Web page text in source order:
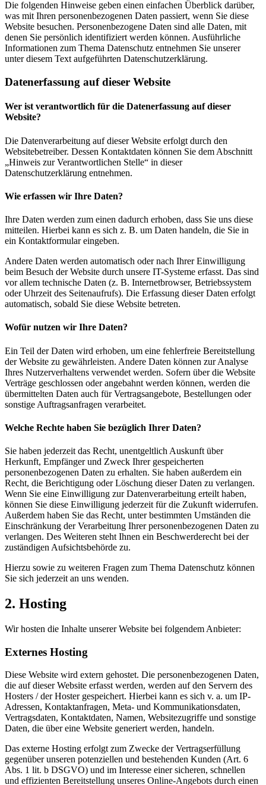
Die folgenden Hinweise geben einen einfachen Überblick darüber,
was mit Ihren personenbezogenen Daten passiert, wenn Sie diese
Website besuchen. Personenbezogene Daten sind alle Daten, mit
denen Sie persönlich identifiziert werden können. Ausführliche
Informationen zum Thema Datenschutz entnehmen Sie unserer
unter diesem Text aufgeführten Datenschutzerklärung.
Datenerfassung auf dieser Website
Wer ist verantwortlich für die Datenerfassung auf dieser
Website?
Die Datenverarbeitung auf dieser Website erfolgt durch den
Websitebetreiber. Dessen Kontaktdaten können Sie dem Abschnitt
„Hinweis zur Verantwortlichen Stelle“ in dieser
Datenschutzerklärung entnehmen.
Wie erfassen wir Ihre Daten?
Ihre Daten werden zum einen dadurch erhoben, dass Sie uns diese
mitteilen. Hierbei kann es sich z. B. um Daten handeln, die Sie in
ein Kontaktformular eingeben.
Andere Daten werden automatisch oder nach Ihrer Einwilligung
beim Besuch der Website durch unsere IT-Systeme erfasst. Das sind
vor allem technische Daten (z. B. Internetbrowser, Betriebssystem
oder Uhrzeit des Seitenaufrufs). Die Erfassung dieser Daten erfolgt
automatisch, sobald Sie diese Website betreten.
Wofür nutzen wir Ihre Daten?
Ein Teil der Daten wird erhoben, um eine fehlerfreie Bereitstellung
der Website zu gewährleisten. Andere Daten können zur Analyse
Ihres Nutzerverhaltens verwendet werden. Sofern über die Website
Verträge geschlossen oder angebahnt werden können, werden die
übermittelten Daten auch für Vertragsangebote, Bestellungen oder
sonstige Auftragsanfragen verarbeitet.
Welche Rechte haben Sie bezüglich Ihrer Daten?
Sie haben jederzeit das Recht, unentgeltlich Auskunft über
Herkunft, Empfänger und Zweck Ihrer gespeicherten
personenbezogenen Daten zu erhalten. Sie haben außerdem ein
Recht, die Berichtigung oder Löschung dieser Daten zu verlangen.
Wenn Sie eine Einwilligung zur Datenverarbeitung erteilt haben,
können Sie diese Einwilligung jederzeit für die Zukunft widerrufen.
Außerdem haben Sie das Recht, unter bestimmten Umständen die
Einschränkung der Verarbeitung Ihrer personenbezogenen Daten zu
verlangen. Des Weiteren steht Ihnen ein Beschwerderecht bei der
zuständigen Aufsichtsbehörde zu.
Hierzu sowie zu weiteren Fragen zum Thema Datenschutz können
Sie sich jederzeit an uns wenden.
2. Hosting
Wir hosten die Inhalte unserer Website bei folgendem Anbieter:
Externes Hosting
Diese Website wird extern gehostet. Die personenbezogenen Daten,
die auf dieser Website erfasst werden, werden auf den Servern des
Hosters / der Hoster gespeichert. Hierbei kann es sich v. a. um IP-
Adressen, Kontaktanfragen, Meta- und Kommunikationsdaten,
Vertragsdaten, Kontaktdaten, Namen, Websitezugriffe und sonstige
Daten, die über eine Website generiert werden, handeln.
Das externe Hosting erfolgt zum Zwecke der Vertragserfüllung
gegenüber unseren potenziellen und bestehenden Kunden (Art. 6
Abs. 1 lit. b DSGVO) und im Interesse einer sicheren, schnellen
und effizienten Bereitstellung unseres Online-Angebots durch einen